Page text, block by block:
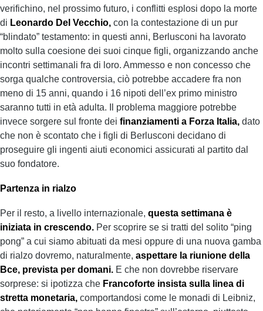
verifichino, nel prossimo futuro, i conflitti esplosi dopo la morte
di Leonardo Del Vecchio, con la contestazione di un pur
“blindato” testamento: in questi anni, Berlusconi ha lavorato
molto sulla coesione dei suoi cinque figli, organizzando anche
incontri settimanali fra di loro. Ammesso e non concesso che
sorga qualche controversia, ciò potrebbe accadere fra non
meno di 15 anni, quando i 16 nipoti dell’ex primo ministro
saranno tutti in età adulta. Il problema maggiore potrebbe
invece sorgere sul fronte dei finanziamenti a Forza Italia, dato
che non è scontato che i figli di Berlusconi decidano di
proseguire gli ingenti aiuti economici assicurati al partito dal
suo fondatore.
Partenza in rialzo
Per il resto, a livello internazionale, questa settimana è
iniziata in crescendo. Per scoprire se si tratti del solito “ping
pong” a cui siamo abituati da mesi oppure di una nuova gamba
di rialzo dovremo, naturalmente, aspettare la riunione della
Bce, prevista per domani. E che non dovrebbe riservare
sorprese: si ipotizza che Francoforte insista sulla linea di
stretta monetaria, comportandosi come le monadi di Leibniz,